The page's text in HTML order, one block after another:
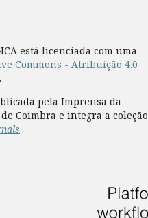
está licenciada com uma
Commons - Atribuição 4.0
pela Imprensa da
Coimbra e integra a coleção